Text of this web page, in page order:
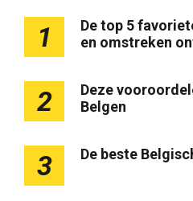
1
De top 5
en omstreken
2
Deze
Belgen
3 De beste